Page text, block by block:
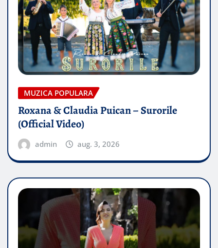
MUZICA POPULARA
Roxana & Claudia Puican – Surorile
(Official Video)
admin aug. 3, 2026